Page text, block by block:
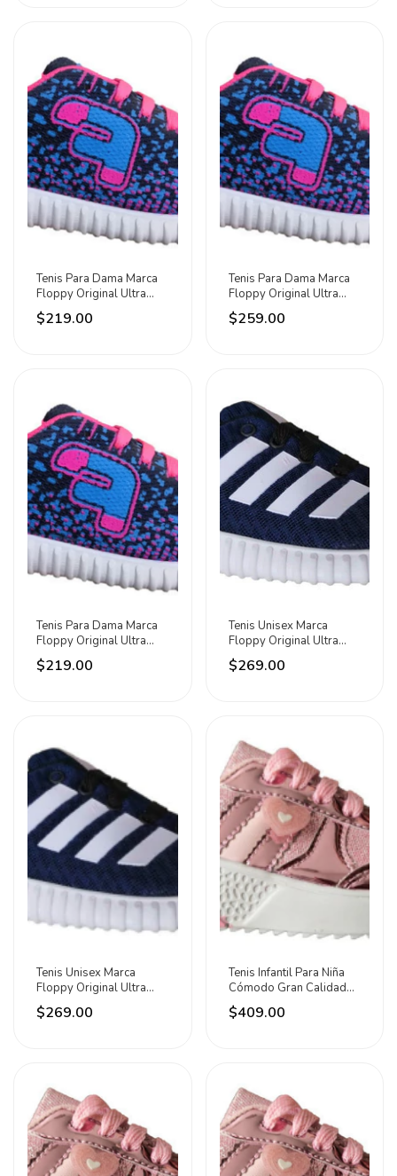
Tenis Para Dama Marca
Floppy Original Ultra
Ligero Y Cómodo Del 22
Al 25 Disponibles Azul
$219.00
Tenis Para Dama Marca
Floppy Original Ultra
Ligero Y Cómodo Del 22
Al 25 Disponibles Azul
$259.00
Tenis Para Dama Marca
Floppy Original Ultra
Ligero Y Cómodo Del 22
Al 25 Disponibles Azul
$219.00
Tenis Unisex Marca
Floppy Original Ultra
Ligero Y Cómodo Azul
Marino/blanco/negro Del
$269.00
Tenis Unisex Marca
Floppy Original Ultra
Ligero Y Cómodo Azul
Marino/blanco/negro Del
$269.00
Tenis Infantil Para Niña
Cómodo Gran Calidad
Moda Rosa Del 15 Al
17.5 Disponibles
$409.00